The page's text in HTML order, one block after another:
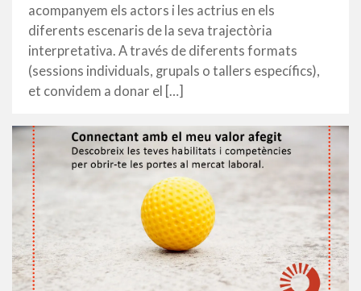
acompanyem els actors i les actrius en els
diferents escenaris de la seva trajectòria
interpretativa. A través de diferents formats
(sessions individuals, grupals o tallers específics),
et convidem a donar el […]